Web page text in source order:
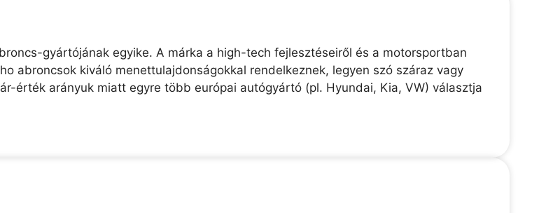
gyártójának egyike. A márka a high-tech fejlesztéseiről és a motorsportban
abroncsok kiváló menettulajdonságokkal rendelkeznek, legyen szó száraz vagy
érték arányuk miatt egyre több európai autógyártó (pl. Hyundai, Kia, VW) választja